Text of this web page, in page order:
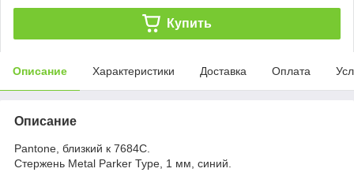
Купить
Описание Характеристики Доставка Оплата
Описание
Pantone, близкий к 7684С.
Стержень Metal Parker Type, 1 мм, синий.